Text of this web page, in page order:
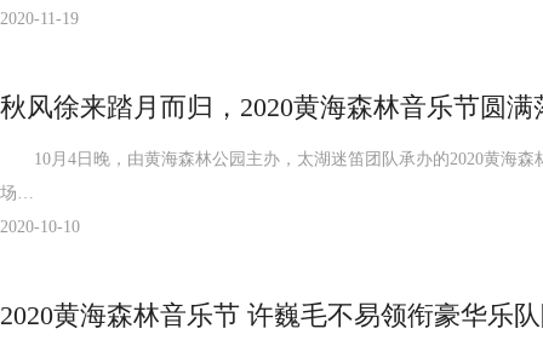
2020-11-19
秋风徐来踏月而归，2020黄海森林音乐节圆满
10月4日晚，由黄海森林公园主办，太湖迷笛团队承办的2020黄海森
场…
2020-10-10
2020黄海森林音乐节 许巍毛不易领衔豪华乐